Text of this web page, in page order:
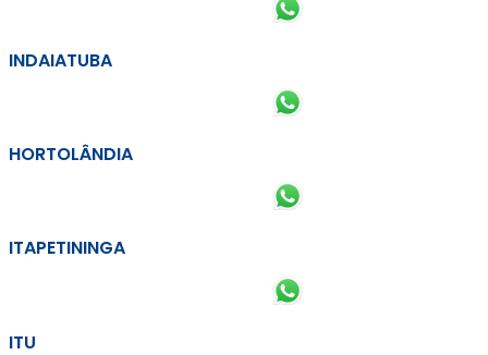
INDAIATUBA
HORTOLÂNDIA
ITAPETININGA
ITU